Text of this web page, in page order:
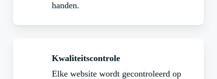
handen.
Kwaliteitscontrole
Elke website wordt gecontroleerd op